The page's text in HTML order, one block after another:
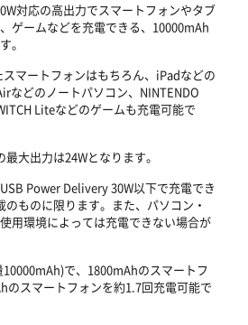
対応の高出力でスマートフォンやタブ
ゲームなどを充電できる、10000mAh
。
マートフォンはもちろん、iPadなどの
などのノートパソコン、NINTENDO
Liteなどのゲームも充電可能で
大出力は24Wとなります。
Power Delivery 30W以下で充電でき
ものに限ります。また、パソコン・
用環境によっては充電できない場合が
で、1800mAhのスマートフ
のスマートフォンを約1.7回充電可能で